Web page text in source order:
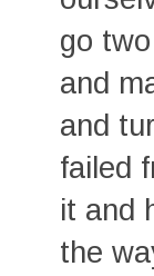
go
and
and
failed
it and
the